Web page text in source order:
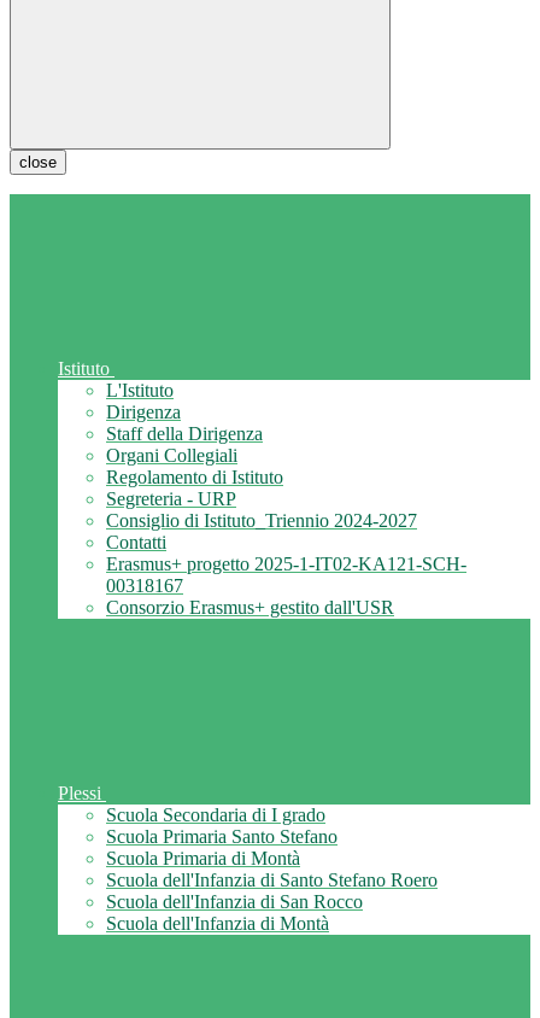
close
Istituto
L'Istituto
Dirigenza
Staff della Dirigenza
Organi Collegiali
Regolamento di Istituto
Segreteria - URP
Consiglio di Istituto_Triennio 2024-2027
Contatti
Erasmus+ progetto 2025-1-IT02-KA121-SCH-
00318167
Consorzio Erasmus+ gestito dall'USR
Plessi
Scuola Secondaria di I grado
Scuola Primaria Santo Stefano
Scuola Primaria di Montà
Scuola dell'Infanzia di Santo Stefano Roero
Scuola dell'Infanzia di San Rocco
Scuola dell'Infanzia di Montà